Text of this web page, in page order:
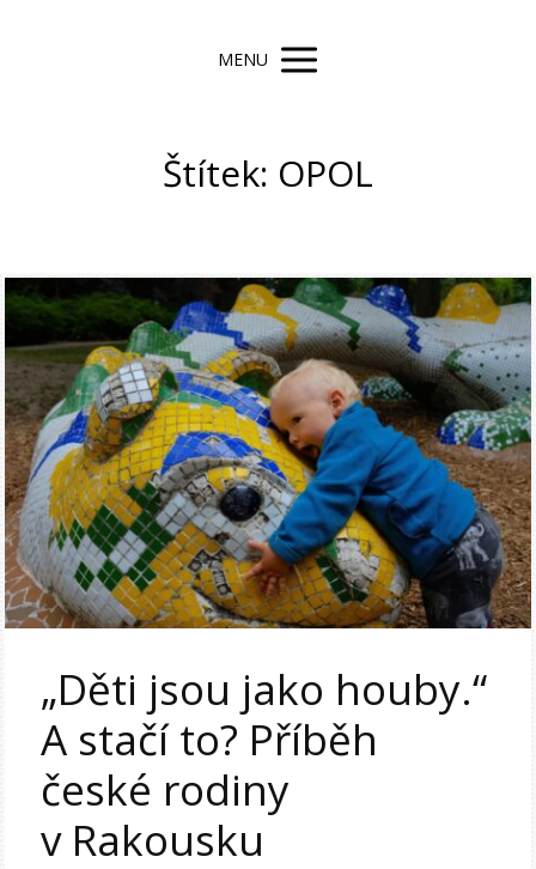
MENU
Štítek: OPOL
„Děti jsou jako houby.“
A stačí to? Příběh
české rodiny
v Rakousku